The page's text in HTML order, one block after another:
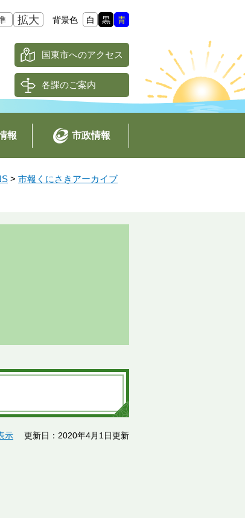
拡大 背景色 白 黒 青
国東市へのアクセス
各課のご案内
報 市政情報
> 市報くにさきアーカイブ
示 更新日：2020年4月1日更新